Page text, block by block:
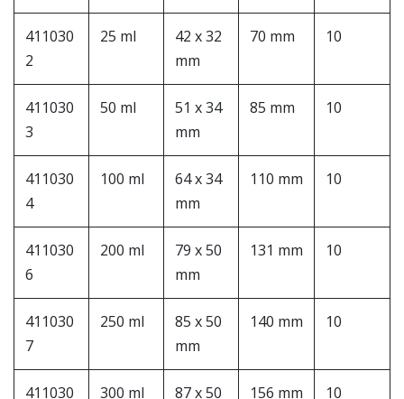
411030
2
25 ml
42 x 32
mm
70 mm 10
411030
3
50 ml
51 x 34
mm
85 mm 10
411030
4
100 ml
64 x 34
mm
110 mm 10
411030
6
200 ml
79 x 50
mm
131 mm 10
411030
7
250 ml
85 x 50
mm
140 mm 10
411030 300 ml 87 x 50 156 mm 10